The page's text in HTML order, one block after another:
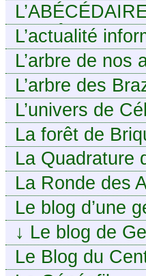
ANCÊTRES –
j’aurais aimé
famille mais
demander
L’actualité
tech pour
L’arbre de nos
L’arbre des
L’univers de
La forêt de
La Quadrature
La Ronde des
Le blog d’une
↓ Le blog de
Le Blog du